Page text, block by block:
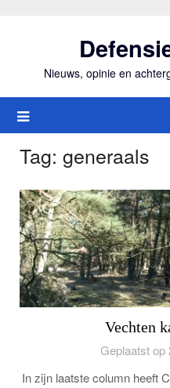
Nieuws, opinie en
Tag: generaals
Vechten
Geplaatst op
In zijn laatste column heeft